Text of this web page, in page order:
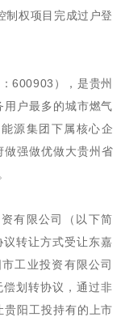
制权项目完成过户登
600903），是贵州
户最多的城市燃气
源集团下属核心企
做强做优做大贵州省
有限公司（以下简
转让方式受让东嘉
工业投资有限公司
偿划转协议，通过非
阳工投持有的上市